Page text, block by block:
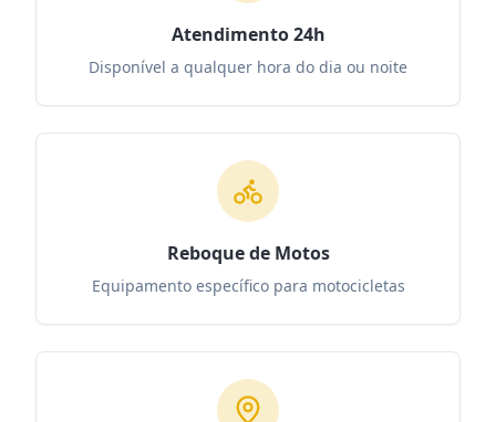
Atendimento 24h
Disponível a qualquer hora do dia ou noite
Reboque de Motos
Equipamento específico para motocicletas